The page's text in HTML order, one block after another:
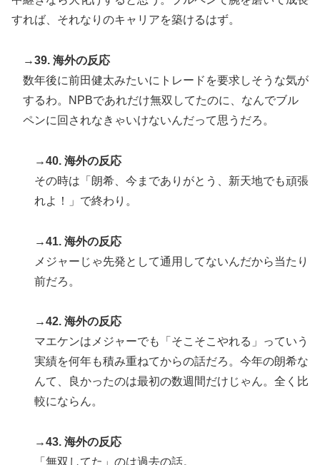
すれば、それなりのキャリアを築けるはず。
→39. 海外の反応
数年後に前田健太みたいにトレードを要求しそうな気が
するわ。NPBであれだけ無双してたのに、なんでブル
ペンに回されなきゃいけないんだって思うだろ。
→40. 海外の反応
その時は「朗希、今までありがとう、新天地でも頑張
れよ！」で終わり。
→41. 海外の反応
メジャーじゃ先発として通用してないんだから当たり
前だろ。
→42. 海外の反応
マエケンはメジャーでも「そこそこやれる」っていう
実績を何年も積み重ねてからの話だろ。今年の朗希な
んて、良かったのは最初の数週間だけじゃん。全く比
較にならん。
→43. 海外の反応
「無双してた」のは過去の話。